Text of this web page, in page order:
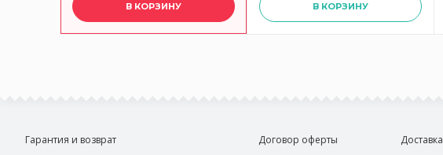
В КОРЗИНУ В КОРЗИНУ
Гарантия и возврат Договор оферты Доставка